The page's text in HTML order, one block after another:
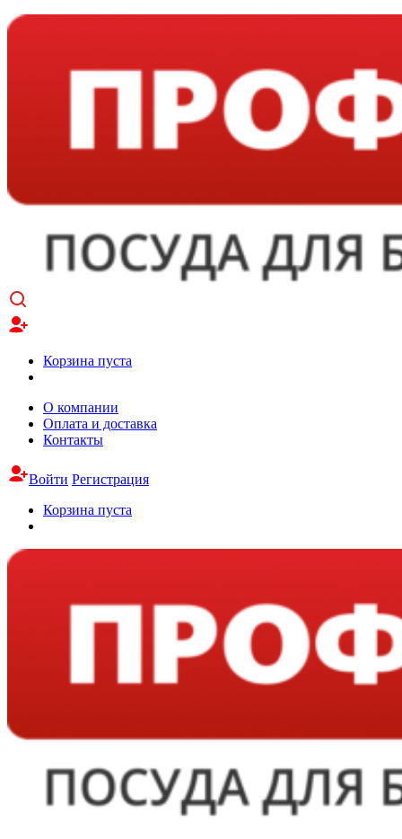
Корзина пуста
О компании
Оплата и доставка
Контакты
Войти Регистрация
Корзина пуста